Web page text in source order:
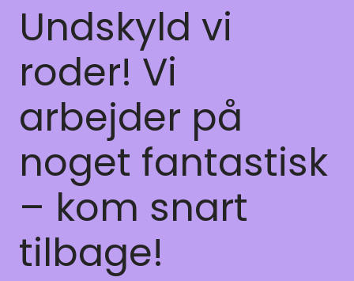
Undskyld vi
roder! Vi
arbejder på
noget fantastisk
– kom snart
tilbage!